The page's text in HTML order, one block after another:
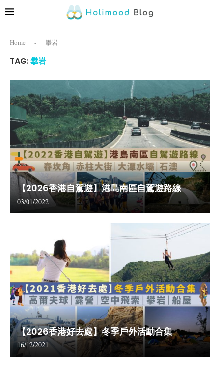
Home - 攀岩
TAG:攀岩
【2026香港自駕遊】港島南區自駕遊路線
03/01/2022
【2026香港好去處】冬季戶外活動合集
16/12/2021